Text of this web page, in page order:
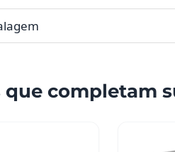
que completam